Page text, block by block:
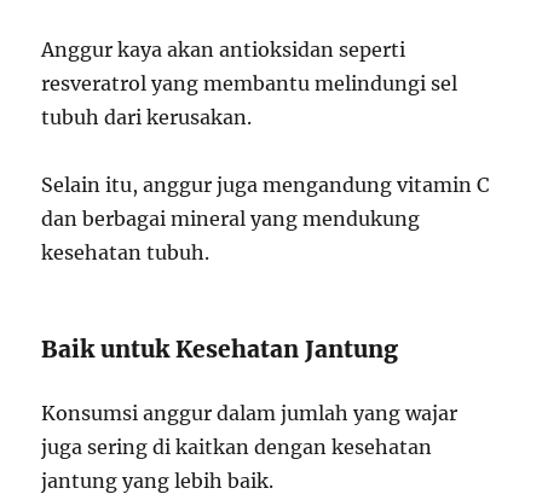
Anggur kaya akan antioksidan seperti
resveratrol yang membantu melindungi sel
tubuh dari kerusakan.
Selain itu, anggur juga mengandung vitamin C
dan berbagai mineral yang mendukung
kesehatan tubuh.
Baik untuk Kesehatan Jantung
Konsumsi anggur dalam jumlah yang wajar
juga sering di kaitkan dengan kesehatan
jantung yang lebih baik.